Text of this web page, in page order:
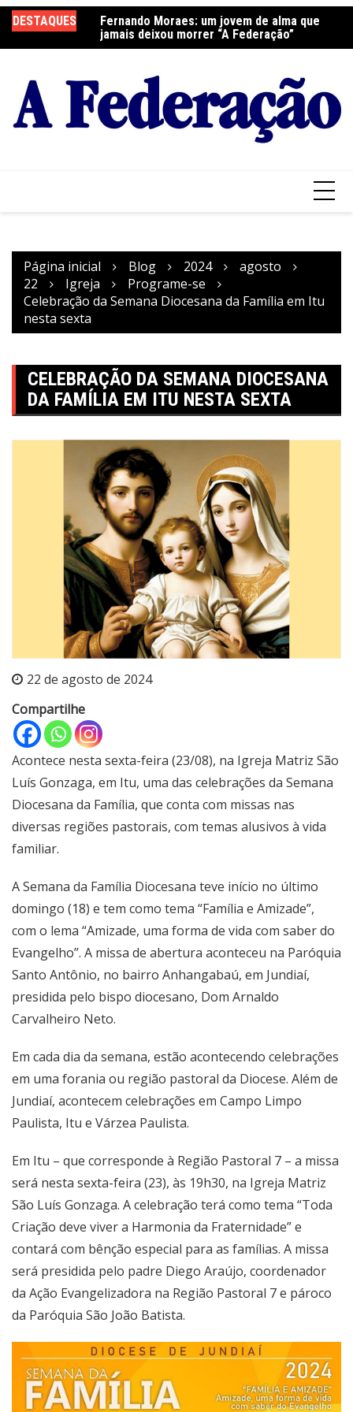
para
o
DESTAQUES
Fernando Moraes: um jovem de alma que
jamais deixou morrer “A Federação”
Curso Oração e Vida na Paróquia São José
Página inicial Blog 2024
agosto
22
Igreja
Programe-se
Celebração da Semana Diocesana da Família em Itu
nesta sexta
CELEBRAÇÃO DA SEMANA DIOCESANA
DA FAMÍLIA EM ITU NESTA SEXTA
22 de agosto de 2024
Compartilhe
Acontece nesta sexta-feira (23/08), na Igreja Matriz São
Luís Gonzaga, em Itu, uma das celebrações da Semana
Diocesana da Família, que conta com missas nas
diversas regiões pastorais, com temas alusivos à vida
familiar.
A Semana da Família Diocesana teve início no último
domingo (18) e tem como tema “Família e Amizade”,
com o lema “Amizade, uma forma de vida com saber do
Evangelho”. A missa de abertura aconteceu na Paróquia
Santo Antônio, no bairro Anhangabaú, em Jundiaí,
presidida pelo bispo diocesano, Dom Arnaldo
Carvalheiro Neto.
Em cada dia da semana, estão acontecendo celebrações
em uma forania ou região pastoral da Diocese. Além de
Jundiaí, acontecem celebrações em Campo Limpo
Paulista, Itu e Várzea Paulista.
Em Itu – que corresponde à Região Pastoral 7 – a missa
será nesta sexta-feira (23), às 19h30, na Igreja Matriz
São Luís Gonzaga. A celebração terá como tema “Toda
Criação deve viver a Harmonia da Fraternidade” e
contará com bênção especial para as famílias. A missa
será presidida pelo padre Diego Araújo, coordenador
da Ação Evangelizadora na Região Pastoral 7 e pároco
da Paróquia São João Batista.